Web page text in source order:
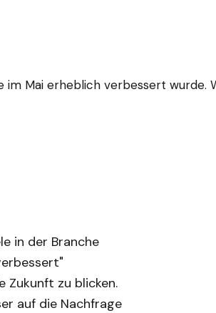
Mai erheblich verbessert wurde.
in der Branche
Zukunft zu blicken.
auf die Nachfrage